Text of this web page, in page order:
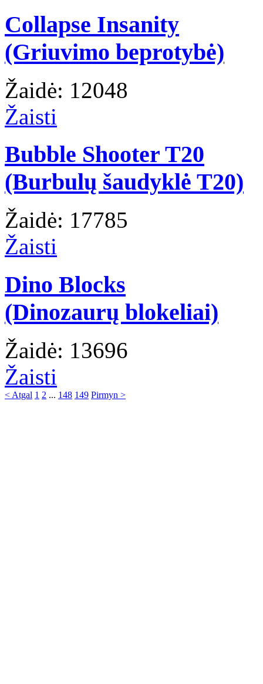
Collapse Insanity
(Griuvimo beprotybė)
Žaidė: 12048
Žaisti
Bubble Shooter T20
(Burbulų šaudyklė T20)
Žaidė: 17785
Žaisti
Dino Blocks
(Dinozaurų blokeliai)
Žaidė: 13696
Žaisti
< Atgal 1 2 ... 148 149 Pirmyn >